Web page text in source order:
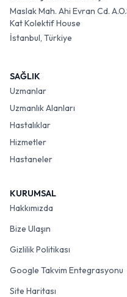
Maslak Mah. Ahi Evran Cd.
Kat Kolektif House
İstanbul, Türkiye
SAĞLIK
Uzmanlar
Uzmanlık Alanları
Hastalıklar
Hizmetler
Hastaneler
KURUMSAL
Hakkımızda
Bize Ulaşın
Gizlilik Politikası
Google Takvim Entegrasyonu
Site Haritası